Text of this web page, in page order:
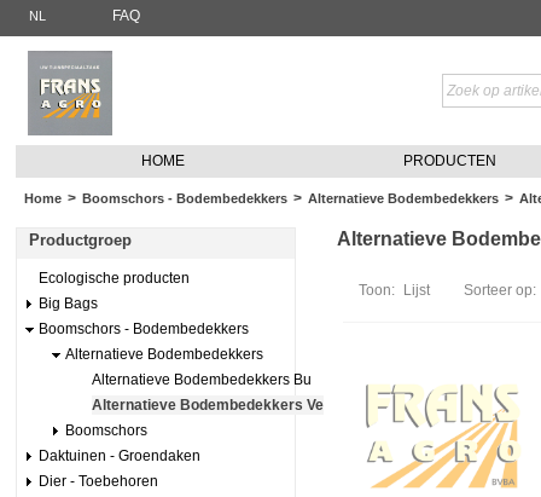
NL FAQ
HOME PRODUCTEN
Home > Boomschors - Bodembedekkers > Alternatieve Bodembedekkers >
Productgroep
Ecologische producten
Big Bags
Boomschors - Bodembedekkers
Alternatieve Bodembedekkers
Alternatieve Bodembedekkers Bu
Alternatieve Bodembedekkers Ve
Boomschors
Daktuinen - Groendaken
Dier - Toebehoren
Alternatieve
Toon: Lijst Sorteer op: